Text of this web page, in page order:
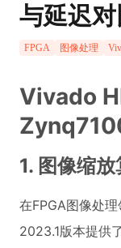
与延迟
FPGA 图像处理
Vivado
1. 图像缩
在FPGA图像处
2023.1版本提供